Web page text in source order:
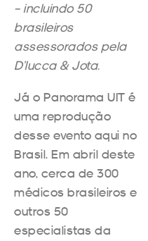
– incluindo 50
brasileiros
assessorados pela
D’lucca & Jota.
Já o Panorama UIT é
uma reprodução
desse evento aqui no
Brasil. Em abril deste
ano, cerca de 300
médicos brasileiros e
outros 50
especialistas da